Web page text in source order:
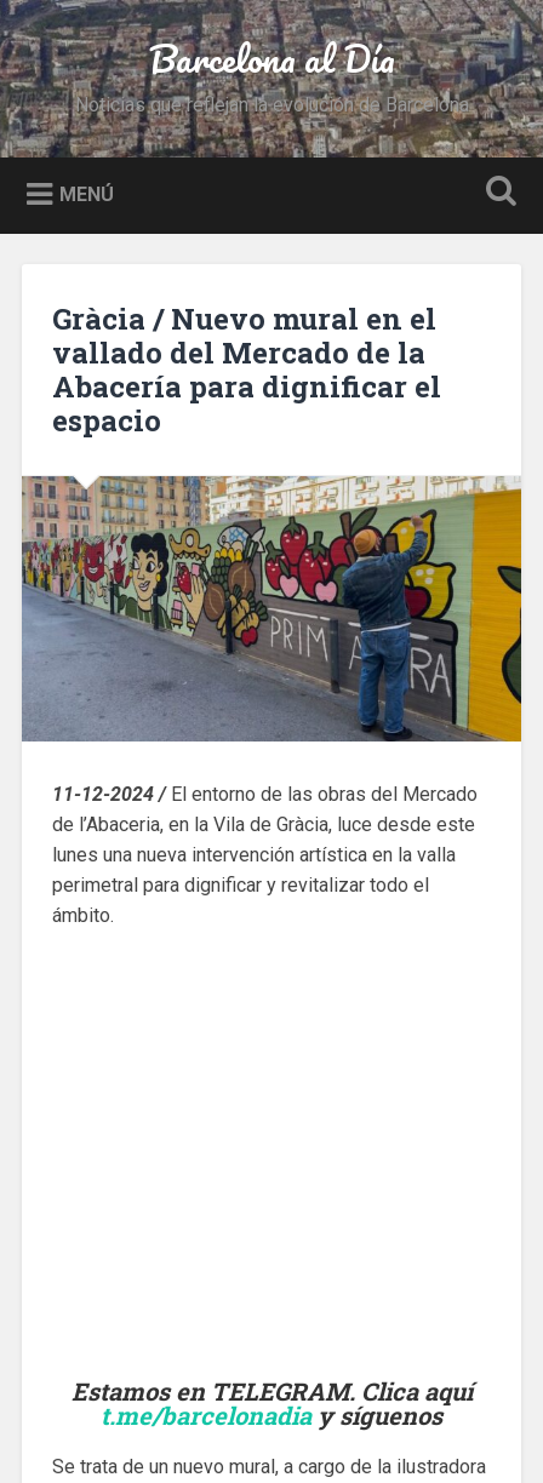
Saltar
al
contenido
Buscar Barcelona al Día
Noticias que reflejan la evolución de Barcelona
MENÚ
Gràcia / Nuevo mural en el
vallado del Mercado de la
Abacería para dignificar el
espacio
11-12-2024 /El entorno de las obras del Mercado
de l’Abaceria, en la Vila de Gràcia, luce desde este
lunes una nueva intervención artística en la valla
perimetral para dignificar y revitalizar todo el
ámbito.
Estamos en TELEGRAM. Clica aquí
t.me/barcelonadia y síguenos
Se trata de un nuevo mural, a cargo de la ilustradora